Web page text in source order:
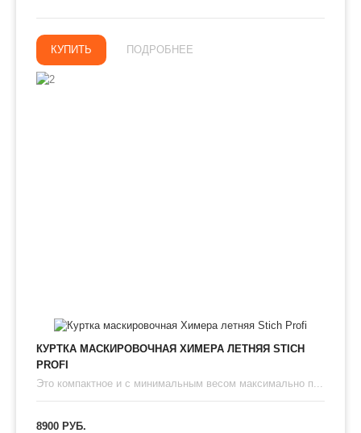
КУПИТЬ ПОДРОБНЕЕ
КУРТКА МАСКИРОВОЧНАЯ ХИМЕРА ЛЕТНЯЯ STICH
PROFI
Это компактное и с минимальным весом максимально п...
8900 РУБ.